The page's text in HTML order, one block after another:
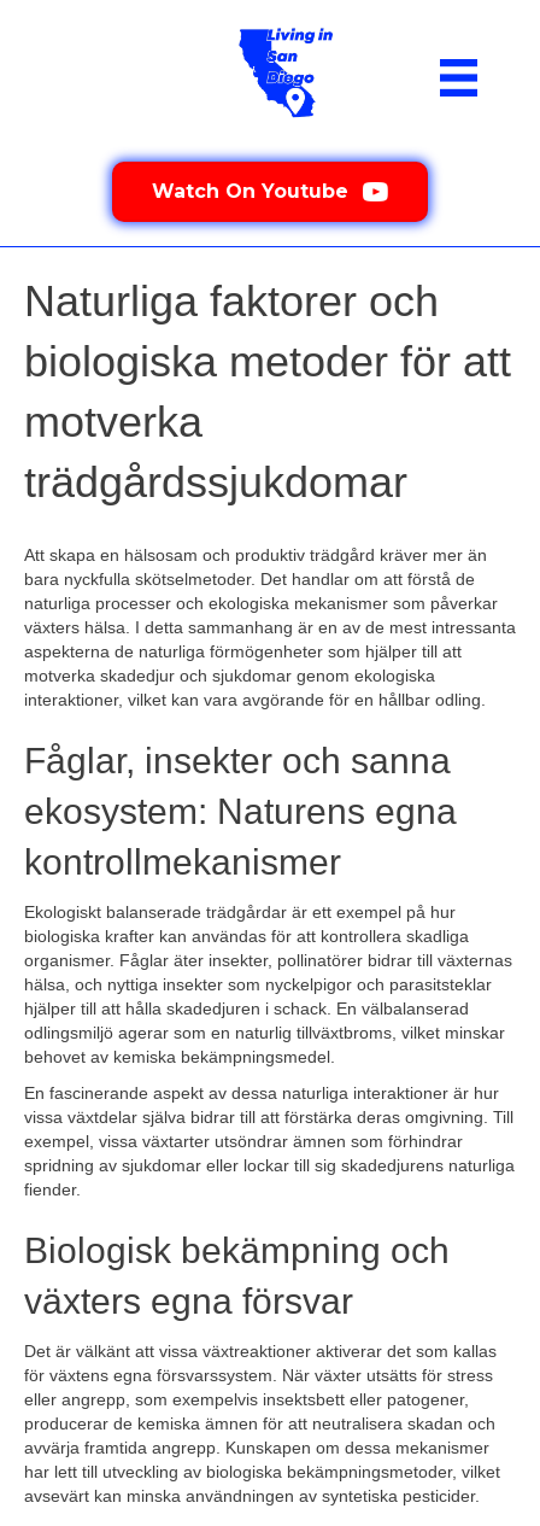
Watch On Youtube
Naturliga faktorer och
biologiska metoder för att
motverka
trädgårdssjukdomar
Att skapa en hälsosam och produktiv trädgård kräver mer än
bara nyckfulla skötselmetoder. Det handlar om att förstå de
naturliga processer och ekologiska mekanismer som påverkar
växters hälsa. I detta sammanhang är en av de mest intressanta
aspekterna de naturliga förmögenheter som hjälper till att
motverka skadedjur och sjukdomar genom ekologiska
interaktioner, vilket kan vara avgörande för en hållbar odling.
Fåglar, insekter och sanna
ekosystem: Naturens egna
kontrollmekanismer
Ekologiskt balanserade trädgårdar är ett exempel på hur
biologiska krafter kan användas för att kontrollera skadliga
organismer. Fåglar äter insekter, pollinatörer bidrar till växternas
hälsa, och nyttiga insekter som nyckelpigor och parasitsteklar
hjälper till att hålla skadedjuren i schack. En välbalanserad
odlingsmiljö agerar som en naturlig tillväxtbroms, vilket minskar
behovet av kemiska bekämpningsmedel.
En fascinerande aspekt av dessa naturliga interaktioner är hur
vissa växtdelar själva bidrar till att förstärka deras omgivning. Till
exempel, vissa växtarter utsöndrar ämnen som förhindrar
spridning av sjukdomar eller lockar till sig skadedjurens naturliga
fiender.
Biologisk bekämpning och
växters egna försvar
Det är välkänt att vissa växtreaktioner aktiverar det som kallas
för växtens egna försvarssystem. När växter utsätts för stress
eller angrepp, som exempelvis insektsbett eller patogener,
producerar de kemiska ämnen för att neutralisera skadan och
avvärja framtida angrepp. Kunskapen om dessa mekanismer
har lett till utveckling av biologiska bekämpningsmetoder, vilket
avsevärt kan minska användningen av syntetiska pesticider.